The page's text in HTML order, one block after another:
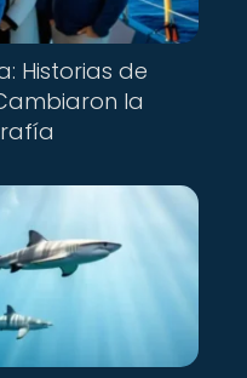
Historias de
la